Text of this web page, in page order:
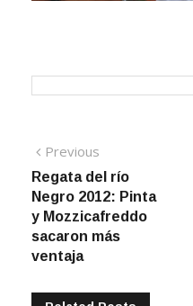
de
entradas
Regata del río
Negro 2012: Pinta
y Mozzicafreddo
sacaron más
ventaja